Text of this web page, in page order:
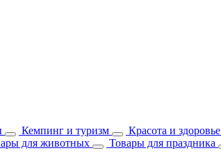
Кемпинг и туризм Красота и здоровье
для животных Товары для праздника